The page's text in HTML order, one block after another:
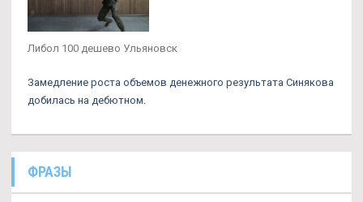
Либол 100 дешево Ульяновск
Замедление роста объемов денежного результата Синякова
добилась на дебютном.
ФРАЗЫ